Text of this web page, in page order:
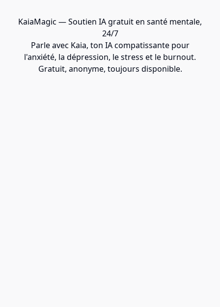
KaiaMagic — Soutien IA gratuit en santé mentale,
24/7
Parle avec Kaia, ton IA compatissante pour
l'anxiété, la dépression, le stress et le burnout.
Gratuit, anonyme, toujours disponible.